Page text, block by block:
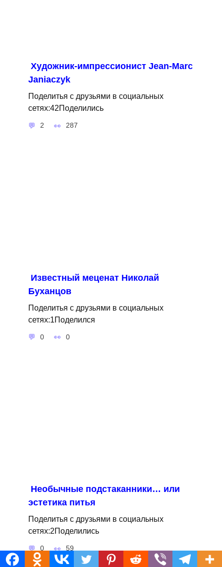
Художник-импрессионист Jean-Marc
Janiaczyk
Поделитья с друзьями в социальных
сетях:42Поделились
2 287
Известный меценат Николай
Буханцов
Поделитья с друзьями в социальных
сетях:1Поделился
0 0
Необычные подстаканники… или
эстетика питья
Поделитья с друзьями в социальных
сетях:2Поделились
0 59